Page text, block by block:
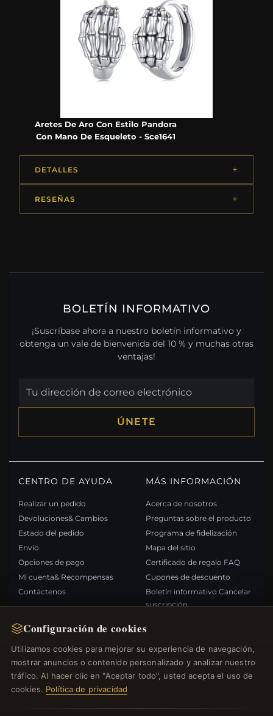
Configuración de cookies
Utilizamos cookies para mejorar su experiencia de navegación,
mostrar anuncios o contenido personalizado y analizar nuestro
tráfico. Al hacer clic en "Aceptar todo", usted acepta el uso de
cookies. Política de privacidad
Aretes De Aro Con Estilo Pandora
Con Mano De Esqueleto - Sce1641
DETALLES
RESEÑAS
BOLETÍN INFORMATIVO
¡Suscríbase ahora a nuestro boletín informativo y
obtenga un vale de bienvenida del 10 % y muchas otras
ventajas!
ÚNETE
CENTRO DE AYUDA
Realizar un pedido
Devoluciones& Cambios
Estado del pedido
Envío
Opciones de pago
Mi cuenta& Recompensas
Contáctenos
MÁS INFORMACIÓN
Acerca de nosotros
Preguntas sobre el producto
Programa de fidelización
Mapa del sitio
Certificado de regalo FAQ
Cupones de descuento
Boletín informativo Cancelar
suscripción
Nuevos productos
Ofertas especiales
Blog